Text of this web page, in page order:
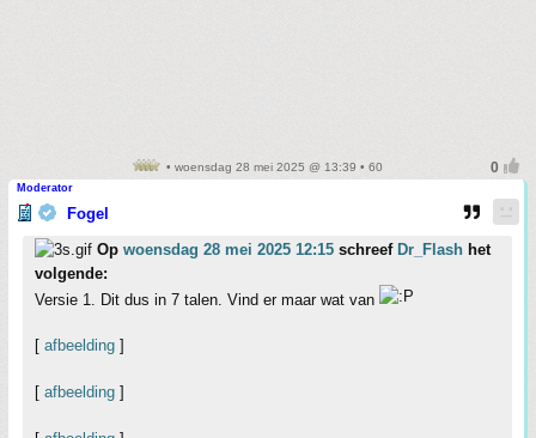
• woensdag 28 mei 2025 @ 13:39 • 60
Moderator
Fogel
Op woensdag 28 mei 2025 12:15 schreef Dr_Flash het
volgende:
Versie 1. Dit dus in 7 talen. Vind er maar wat van
[ afbeelding ]
[ afbeelding ]